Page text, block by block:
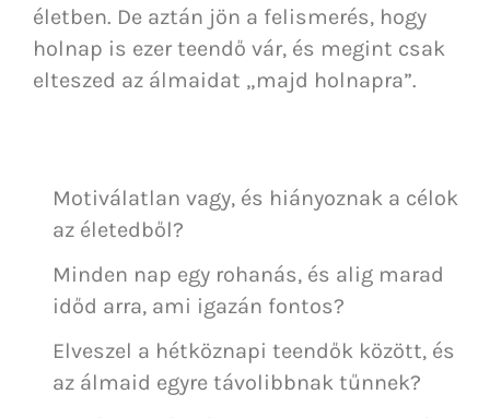
életben. De aztán jön a felismerés, hogy
holnap is ezer teendő vár, és megint csak
elteszed az álmaidat „majd holnapra”.
Motiválatlan vagy, és hiányoznak a célok
az életedből?
Minden nap egy rohanás, és alig marad
időd arra, ami igazán fontos?
Elveszel a hétköznapi teendők között, és
az álmaid egyre távolibbnak tűnnek?